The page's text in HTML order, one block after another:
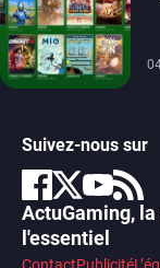
Suivez-nous sur
ActuGaming,
l'essentiel